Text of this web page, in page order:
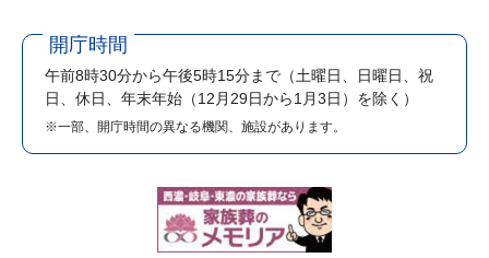
開庁時間
午前8時30分から午後5時15分まで （土曜日、日曜日、祝
日、休日、年末年始（12月29日から1月3日）を除く）
※一部、開庁時間の異なる機関、施設があります。